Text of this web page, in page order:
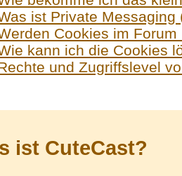
ist Private
Cookies im Forum
kann ich die Cookies
und Zugriffslevel
ist CuteCast?